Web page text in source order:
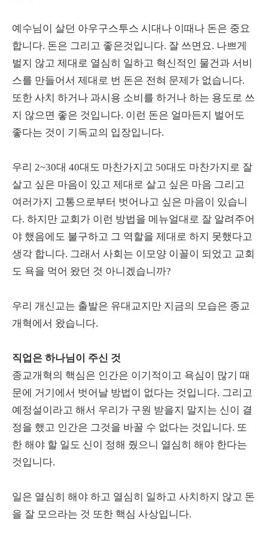
예수님이 살던 아우구스투스 시대나 이때나 돈은 중요
합니다. 돈은 그리고 좋은것입니다. 잘 쓰면요. 나쁘게
벌지 않고 제대로 열심히 일하고 혁신적인 물건과 서비
스를 만들어서 제대로 번 돈은 전혀 문제가 없습니다.
또한 사치 하거나 과시용 소비를 하거나 하는 용도로 쓰
지 않으면 좋은 것입니다. 이런 돈은 얼마든지 벌어도
좋다는 것이 기독교의 입장입니다.
우리 2~30대 40대도 마찬가지고 50대도 마찬가지로 잘
살고 싶은 마음이 있고 제대로 살고 싶은 마음 그리고
여러가지 고통으로부터 벗어나고 싶은 마음이 있습니
다. 하지만 교회가 이런 방법을 메뉴얼대로 잘 알려주어
야 했음에도 불구하고 그 역할을 제대로 하지 못했다고
생각 합니다. 그래서 사회는 이모양 이꼴이 되었고 교회
도 욕을 먹어 왔던 것 아니겠습니까?
우리 개신교는 출발은 유대교지만 지금의 모습은 종교
개혁에서 왔습니다.
직업은 하나님이 주신 것
종교개혁의 핵심은 인간은 이기적이고 욕심이 많기 때
문에 거기에서 벗어날 방법이 없다는 것입니다. 그리고
예정설이라고 해서 우리가 구원 받을지 말지는 신이 결
정을 했고 인간은 그것을 바꿀 수 없다는 것입니다. 또
한 해야 할 일도 신이 정해 줬으니 열심히 해야 한다는
것입니다.
일은 열심히 해야 하고 열심히 일하고 사치하지 않고 돈
을 잘 모으라는 것 또한 핵심 사상입니다.